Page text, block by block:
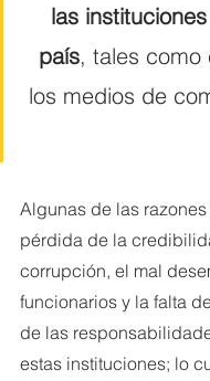
las
país, tales como
los medios de
Algunas de las
pérdida de la
corrupción, el mal
funcionarios y la falta
de las
estas instituciones; lo